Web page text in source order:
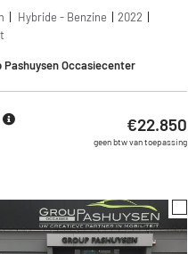
Hybride - Benzine
2022
Pashuysen Occasiecenter
€22.850
geen btw van toepassing